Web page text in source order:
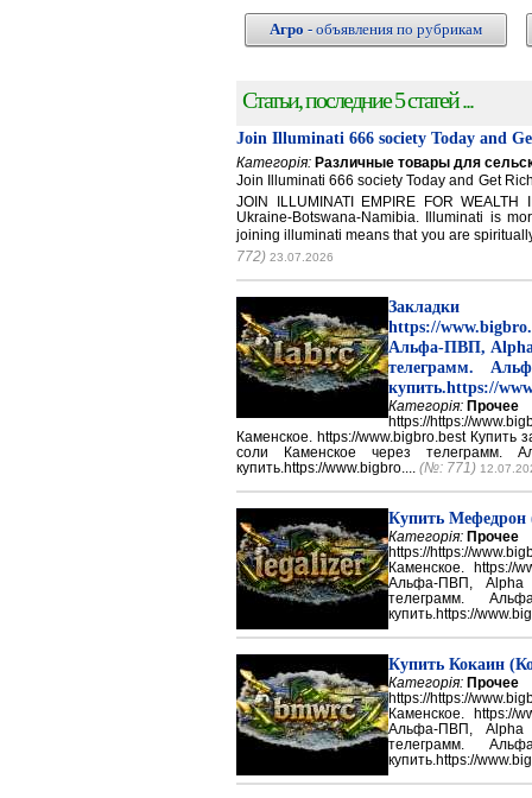
Агро - объявления по рубрикам
Статьи, последние 5 статей ...
Join Illuminati 666 society Today and
Категорія: Различные товары для
Join Illuminati 666 society Today and Get
JOIN ILLUMINATI EMPIRE FOR WEALTH
Ukraine-Botswana-Namibia. Illuminati is
joining illuminati means that you are
772) 23.07.2026
Закладки
https://
Альфа-ПВП, Alpha
телеграмм.
купить.https://
Категорія: Прочее
https://https://
Каменское. https://www.bigbro.best Купить
соли Каменское через телеграмм.
купить.https://www.bigbro.... (№: 771)
Купить
Категорія: Прочее
https://https://
Каменское. https://
Альфа-ПВП, Alpha
телеграмм.
купить.https://
Купить Кокаин
Категорія: Прочее
https://https://
Каменское. https://
Альфа-ПВП, Alpha
телеграмм.
купить.https://